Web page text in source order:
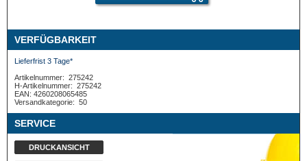
VERFÜGBARKEIT
Lieferfrist 3 Tage*
Artikelnummer: 275242
H-Artikelnummer: 275242
EAN: 4260208065485
Versandkategorie: 50
SERVICE
DRUCKANSICHT